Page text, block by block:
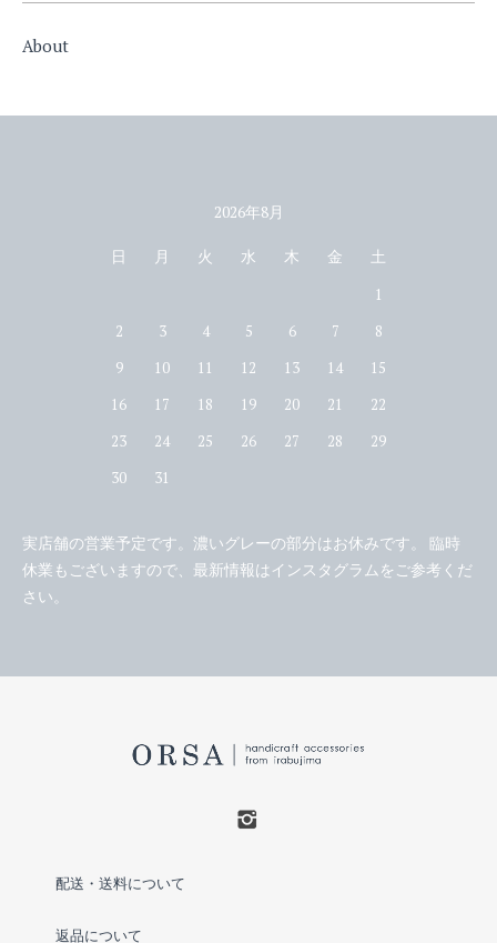
About
2026年8月
日 月 火 水 木 金 土
1
2
3 4 5 6 7
8
9
10 11 12 13 14
15
16
17 18 19 20 21
22
23
24 25 26 27 28
29
30
31
実店舗の営業予定です。濃いグレーの部分はお休みです。 臨時
休業もございますので、最新情報はインスタグラムをご参考くだ
さい。
配送・送料について
返品について